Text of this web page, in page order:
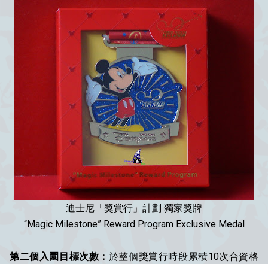
迪士尼「獎賞行」計劃 獨家獎牌
“Magic Milestone” Reward Program Exclusive Medal
第二個入園目標次數： 於整個獎賞行時段累積10次合資格